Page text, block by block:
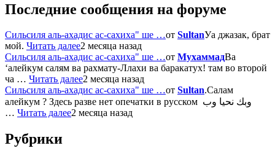
Последние сообщения на форуме
Сильсиля аль-ахадис ас-сахиха" ше …от SultanУа джазак, брат
мой. Читать далее2 месяца назад
Сильсиля аль-ахадис ас-сахиха" ше …от МухаммадВа
‘алейкум салям ва рахмату-Ллахи ва баракатух! там во второй
ча … Читать далее2 месяца назад
Сильсиля аль-ахадис ас-сахиха" ше …от Sultan.Салам
алейкум ? Здесь разве нет опечатки в русском وبك نحيا وب
… Читать далее2 месяца назад
Рубрики